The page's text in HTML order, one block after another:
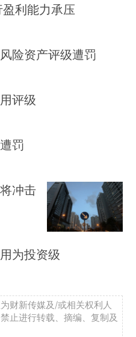
利能力承压
险资产评级遭罚
评级
罚
冲击
为投资级
财新传媒及/或相关权利人
止进行转载、摘编、复制及